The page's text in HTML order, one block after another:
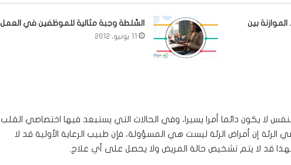
بين
السَّلطة وجبة مثالية للموظفين في العمل
11 يونيو، 2012
لا يكون دائما أمرا يسيرا، وفي الحالات التي يستبعد فيها اختصاصي القلب
إن أمراض الرئة ليست هي المسؤولة، فإن طبيب الرعاية الأولية قد لا
قد لا يتم تشخيص حالة المريض ولا يحصل على أي علاج.